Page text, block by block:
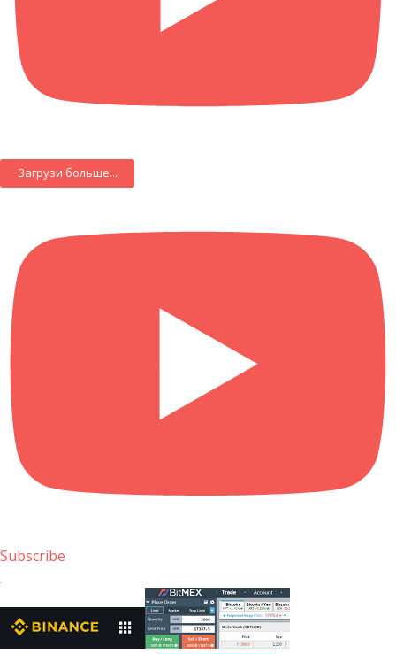
Загрузи больше...
Subscribe